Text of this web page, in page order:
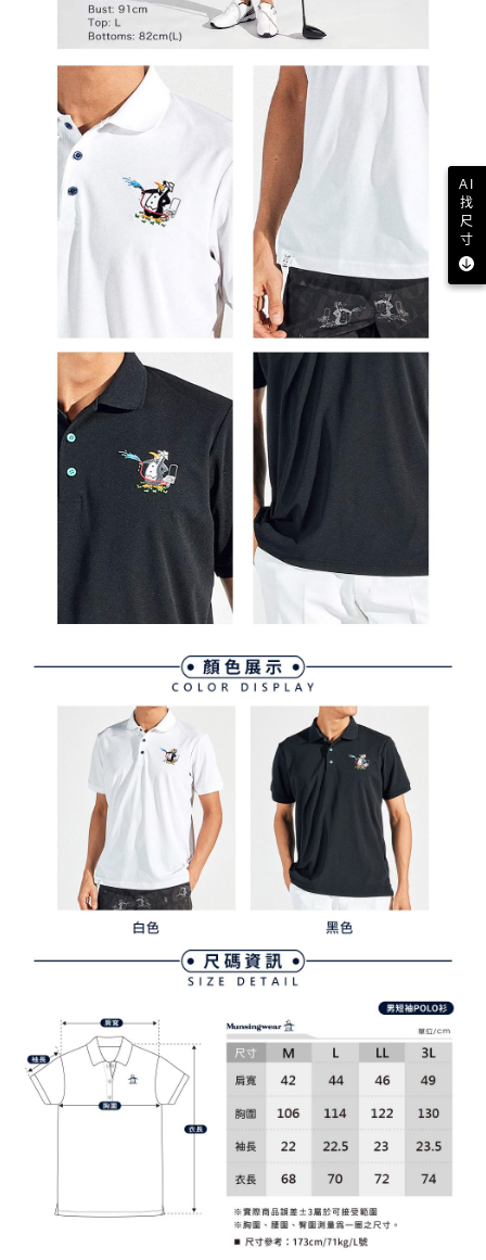
AI
找
尺
寸